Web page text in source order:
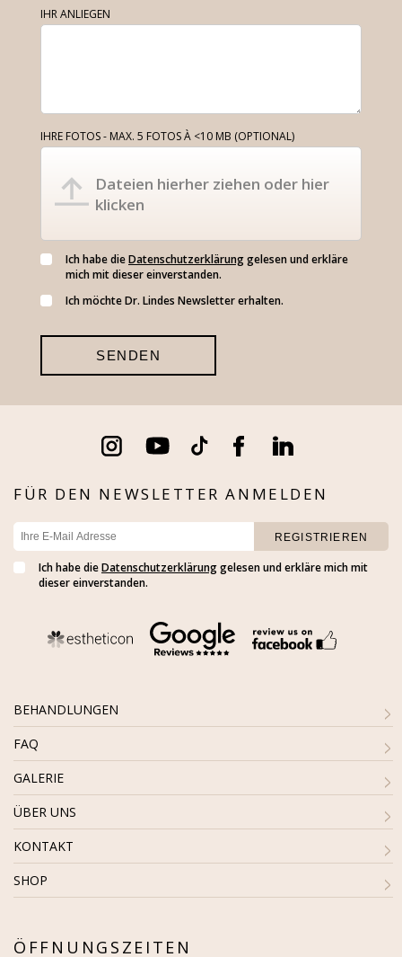
IHR ANLIEGEN
IHRE FOTOS - MAX. 5 FOTOS À <10 MB (OPTIONAL)
Dateien hierher ziehen oder hier
klicken
Ich habe dieDatenschutzerklärunggelesen und erkläre
mich mit dieser einverstanden.
Ich möchte Dr. Lindes Newsletter erhalten.
FÜR DEN NEWSLETTER ANMELDEN
Ich habe dieDatenschutzerklärunggelesen und erkläre mich mit
dieser einverstanden.
BEHANDLUNGEN
FAQ
GALERIE
ÜBER UNS
KONTAKT
SHOP
ÖFFNUNGSZEITEN